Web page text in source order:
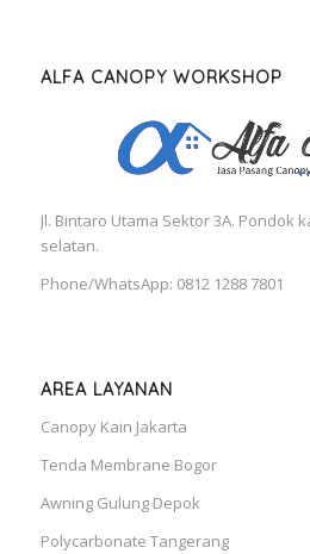
ALFA CANOPY WORKSHOP
Jl. Bintaro Utama Sektor 3A. Pondok
selatan.
Phone/WhatsApp: 0812 1288 7801
AREA LAYANAN
Canopy Kain Jakarta
Tenda Membrane Bogor
Awning Gulung Depok
Polycarbonate Tangerang